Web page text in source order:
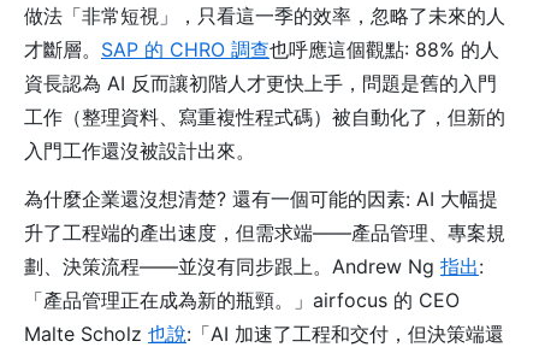
做法「非常短視」，只看這一季的效率，忽略了未來的人
才斷層。 SAP 的 CHRO 調查也呼應這個觀點: 88% 的人
資長認為 AI 反而讓初階人才更快上手，問題是舊的入門
工作（整理資料、寫重複性程式碼）被自動化了，但新的
入門工作還沒被設計出來。
為什麼企業還沒想清楚? 還有一個可能的因素: AI 大幅提
升了工程端的產出速度，但需求端——產品管理、專案規
劃、決策流程——並沒有同步跟上。Andrew Ng 指出:
「產品管理正在成為新的瓶頸。」airfocus 的 CEO
Malte Scholz 也說:「AI 加速了工程和交付，但決策端還